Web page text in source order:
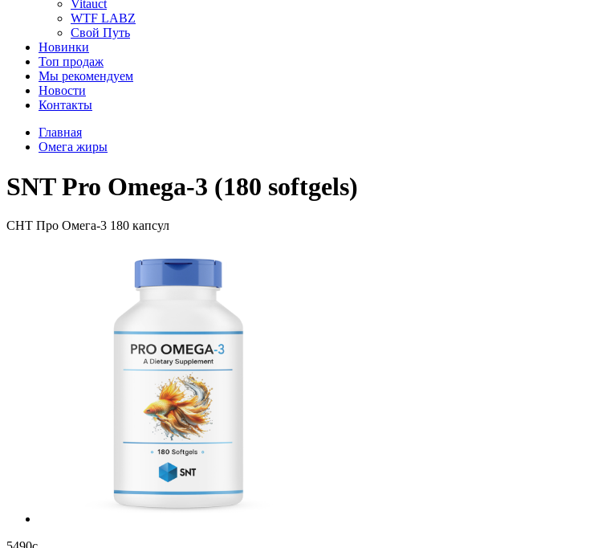
Vitauct
WTF LABZ
Свой Путь
Новинки
Топ продаж
Мы рекомендуем
Новости
Контакты
Главная
Омега жиры
SNT Pro Omega-3 (180 softgels)
СНТ Про Омега-3 180 капсул